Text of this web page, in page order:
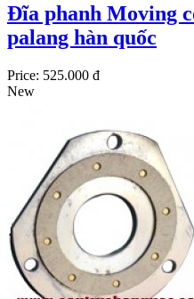
Đĩa phanh Moving
palang hàn quốc
Price: 525.000 đ
New